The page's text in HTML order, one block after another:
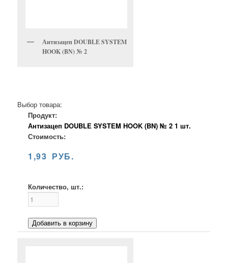
Антизацеп DOUBLE SYSTEM
HOOK (BN) № 2
Выбор товара:
Продукт:
Антизацеп DOUBLE SYSTEM HOOK (BN) № 2 1 шт.
Стоимость:
1,93 РУБ.
Количество, шт.:
Добавить в корзину